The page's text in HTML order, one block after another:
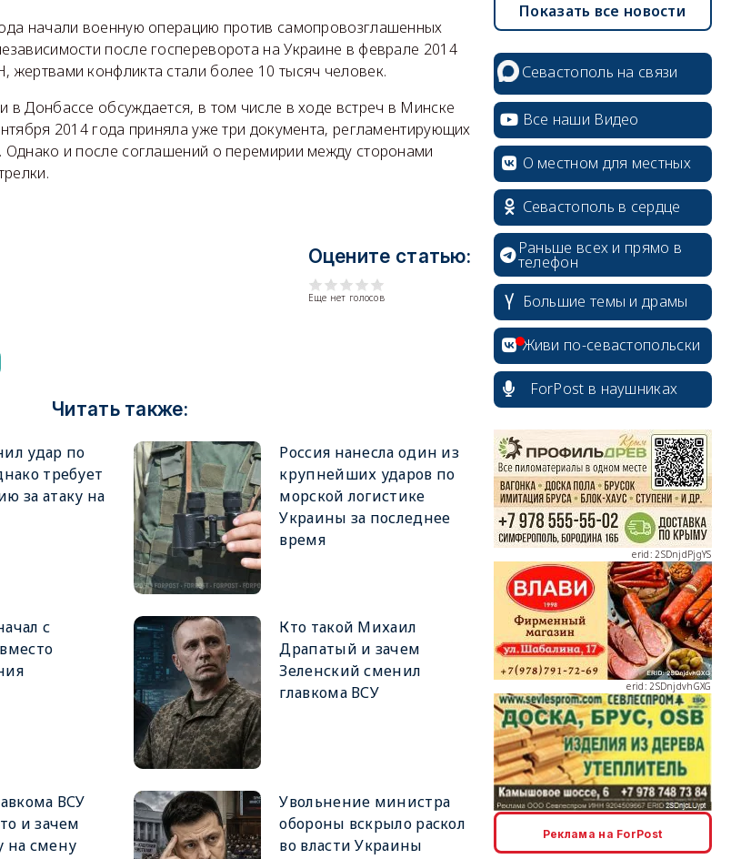
начали военную операцию против самопровозглашенных
после госпереворота на Украине в феврале 2014
конфликта стали более 10 тысяч человек.
в Донбассе обсуждается, в том числе в ходе встреч в Минске
2014 года приняла уже три документа, регламентирующих
Однако и после соглашений о перемирии между сторонами
Оцените статью:
Еще нет голосов
Читать также:
удар по
требует
за атаку на
Россия нанесла один из
крупнейших ударов по
морской логистике
Украины за последнее
время
с
Кто такой Михаил
Драпатый и зачем
Зеленский сменил
главкома ВСУ
ВСУ
и зачем
на смену
Увольнение министра
обороны вскрыло раскол
во власти Украины
Показать все новости
Севастополь на связи
Все наши Видео
О местном для местных
Севастополь в сердце
Раньше всех и прямо в
телефон
Большие темы и драмы
Живи по-севастопольски
ForPost в наушниках
erid: 2SDnjcrDNw6
erid: 2SDnjdPjgYS
erid: 2SDnjdvhGXG
erid: 2SDnjcLUypt
Реклама на ForPost